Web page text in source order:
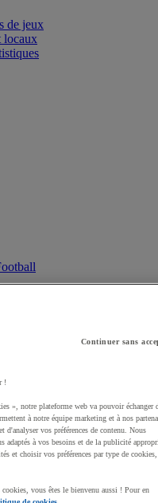
de jeux
locaux
Continuer sans
!
», notre plateforme web va pouvoir échanger
à notre équipe marketing et à nos
d'analyser vos préférences de contenu. Nous
adaptés à vos besoins et de la publicité
et choisir vos préférences par type de cookies,
vous êtes le bienvenu aussi ! Pour en